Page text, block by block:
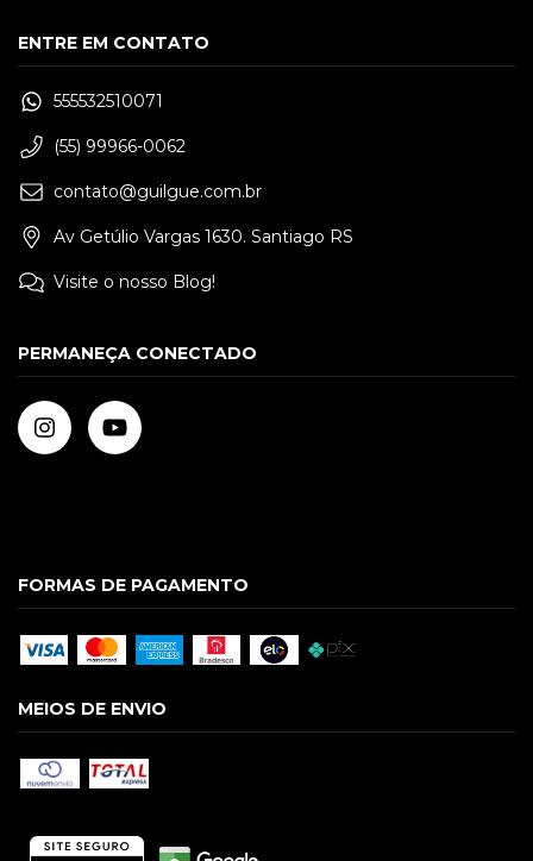
ENTRE EM CONTATO
555532510071
(55) 99966-0062
contato@guilgue.com.br
Av Getúlio Vargas 1630. Santiago RS
Visite o nosso Blog!
PERMANEÇA CONECTADO
FORMAS DE PAGAMENTO
MEIOS DE ENVIO